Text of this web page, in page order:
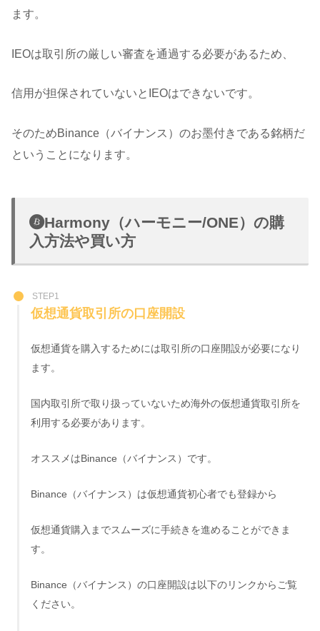
ます。
IEOは取引所の厳しい審査を通過する必要があるため、
信用が担保されていないとIEOはできないです。
そのためBinance（バイナンス）のお墨付きである銘柄だ
ということになります。
Harmony（ハーモニー/ONE）の購
入方法や買い方
STEP1
仮想通貨取引所の口座開設
仮想通貨を購入するためには取引所の口座開設が必要になり
ます。
国内取引所で取り扱っていないため海外の仮想通貨取引所を
利用する必要があります。
オススメはBinance（バイナンス）です。
Binance（バイナンス）は仮想通貨初心者でも登録から
仮想通貨購入までスムーズに手続きを進めることができま
す。
Binance（バイナンス）の口座開設は以下のリンクからご覧
ください。